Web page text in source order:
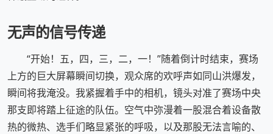
无声的信号传递
“开始！五，四，三，二，一！”随着倒计时结束，赛场
上方的巨大屏幕瞬间切换，观众席的欢呼声如同山洪爆发，
瞬间将我淹没。我紧握着手中的相机，镜头对准了赛场中央
那支即将踏上征途的队伍。空气中弥漫着一股混合着设备散
热的微热、选手们略显紧张的呼吸，以及那股无法言喻的、